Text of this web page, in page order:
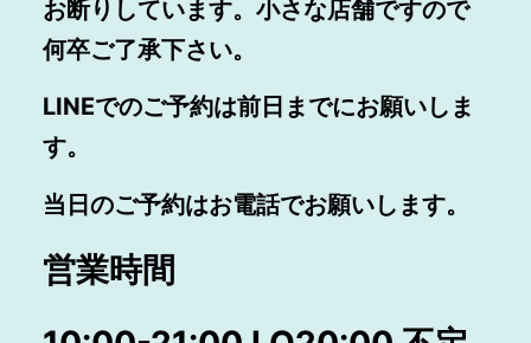
お断りしています。小さな店舗ですので
何卒ご了承下さい。
LINEでのご予約は前日までにお願いしま
す。
当日のご予約はお電話でお願いします。
営業時間